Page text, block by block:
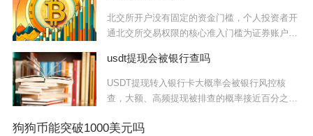
北交所开户没有固定的资金门槛，个人投资者开
通北交所交易权限的核心准入门槛为证券账户近
usdt提现会被银行查吗
USDT提现转入银行卡大概率会被银行风控核
查，大额、高频提现被排查的概率接近百分之
狗狗币能突破1000美元吗